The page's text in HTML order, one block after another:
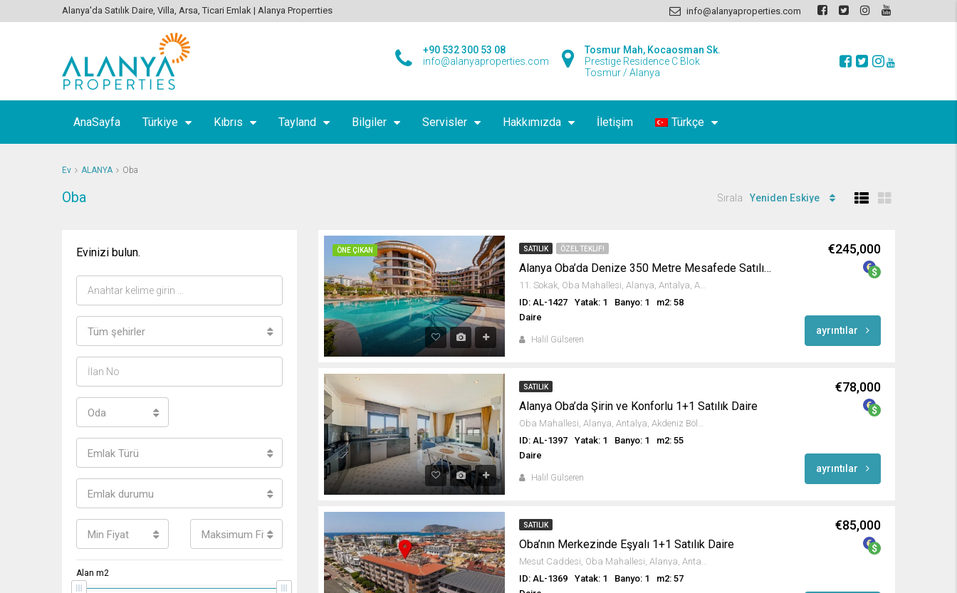
Alanya'da Satılık Daire, Villa, Arsa, Ticari Emlak | Alanya Properrties info@alanyaproperties.com
Tosmur Mah, Kocaosman Sk.
Prestige Residence C Blok
Tosmur / Alanya
+90 532 300 53 08
info@alanyaproperties.com
AnaSayfa Türkiye Kıbrıs Tayland Bilgiler Servisler Hakkımızda İletişim Türkçe
Ev ALANYA Oba
Oba Sırala Yeniden Eskiye
ÖNE ÇIKAN SATILIK ÖZEL TEKLIF!
Alanya Oba’da Denize 350 Metre Mesafede Satılık Daire
11. Sokak, Oba Mahallesi, Alanya, Antalya, Akdeniz Bölgesi, 07469, Türkiye
ID: AL-1427
Yatak: 1 Banyo: 1
m2: 58
Daire
Halil Gülseren
€245,000
ayrıntılar
SATILIK
Alanya Oba’da Şirin ve Konforlu 1+1 Satılık Daire
Oba Mahallesi, Alanya, Antalya, Akdeniz Bölgesi, 07460, Türkiye
ID: AL-1397
Yatak: 1 Banyo: 1
m2: 55
Daire
Halil Gülseren
€78,000
ayrıntılar
SATILIK
Oba’nın Merkezinde Eşyalı 1+1 Satılık Daire
Mesut Caddesi, Oba Mahallesi, Alanya, Antalya, Akdeniz Bölgesi, 07469, Türkiye
ID: AL-1369
Yatak: 1 Banyo: 1
m2: 57
€85,000
Evinizi bulun.
Tüm şehirler
Oda
Emlak Türü
Emlak durumu
Min Fiyat Maksimum Fiyat
Alan m2